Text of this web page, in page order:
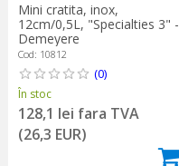
Mini cratita, inox,
12cm/0,5L, "Specialties 3" -
Demeyere
Cod: 10812
(0)
În stoc
128,1 lei fara TVA
(26,3 EUR)